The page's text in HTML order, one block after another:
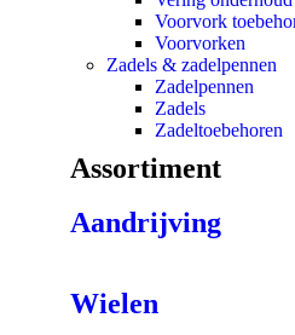
Voorvork
Voorvorken
Zadels & zadelpennen
Zadelpennen
Zadels
Zadeltoebehoren
Assortiment
Aandrijving
Wielen